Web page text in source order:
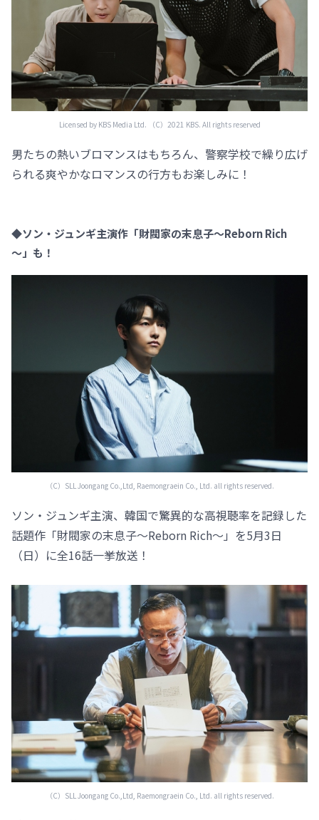
Licensed by KBS Media Ltd. （C）2021 KBS. All rights reserved
男たちの熱いブロマンスはもちろん、警察学校で繰り広げ
られる爽やかなロマンスの行方もお楽しみに！
◆ソン・ジュンギ主演作「財閥家の末息子～Reborn Rich
～」も！
（C）SLL Joongang Co.,Ltd, Raemongraein Co., Ltd. all rights reserved.
ソン・ジュンギ主演、韓国で驚異的な高視聴率を記録した
話題作「財閥家の末息子～Reborn Rich～」を5月3日
（日）に全16話一挙放送！
（C）SLL Joongang Co.,Ltd, Raemongraein Co., Ltd. all rights reserved.